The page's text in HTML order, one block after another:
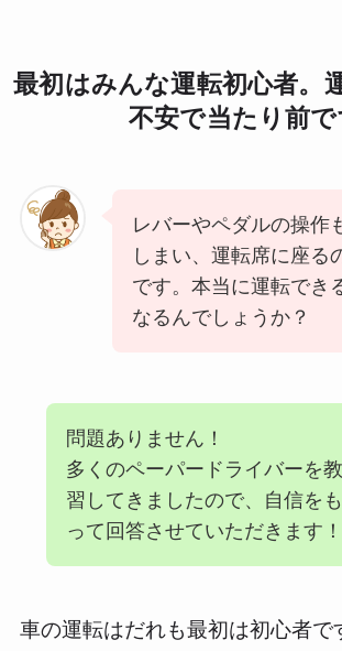
最初はみんな運転初心者。
不安で当たり前で
レバーやペダルの操作
しまい、運転席に座る
です。本当に運転でき
なるんでしょうか？
問題ありません！
多くのペーパードライバーを教
習してきましたので、自信をも
って回答させていただきます！
車の運転はだれも最初は初心者で